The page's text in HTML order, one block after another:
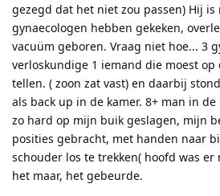
gezegd dat het niet zou passen) Hij is
gynaecologen hebben gekeken,
vacuüm geboren. Vraag niet hoe... 3
verloskundige 1 iemand die moest op
tellen. ( zoon zat vast) en daarbij
als back up in de kamer. 8+ man in
zo hard op mijn buik geslagen, mijn
posities gebracht, met handen naar
schouder los te trekken( hoofd was
het maar, het gebeurde.